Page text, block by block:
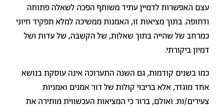
עצם האפשרות לדמיין עתיד משותף הפכה לשאלה פתוחה
ודחופה. בתוך מציאות זו, האמנות ממשיכה למלא תפקיד חיוני
כמרחב של שהייה בתוך שאלות, של הקשבה, של עדות ושל
דמיון ביקורתי.
כמו בשנים קודמות, גם השנה התערוכה אינה עוסקת בנושא
אחד מוגדר, אלא בריבוי קולות של דור אמנים ואמניות
צעירים/ות. ואולם, ברור כי המציאות העכשווית מותירה את